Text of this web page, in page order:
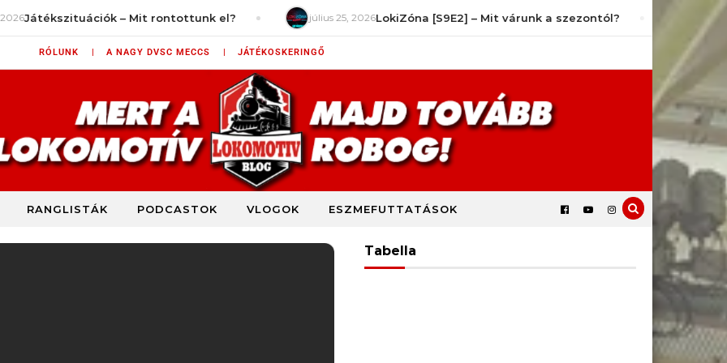
– Mit rontottunk el? július 25, 2026LokiZóna [S9E2] – Mit várunk a szezontól? július 14, 2026
RÓLUNK | A NAGY DVSC MECCS | JÁTÉKOSKERINGŐ
DVSC szurkolói blog
RANGLISTÁK PODCASTOK VLOGOK ESZMEFUTTATÁSOK
Tabella